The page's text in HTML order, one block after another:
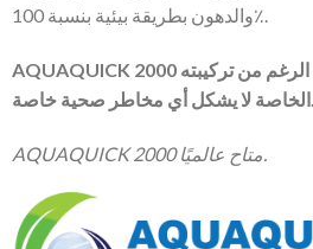
والدهون بطريقة بيئية بنسبة 100٪.
AQUAQUICK 2000 عديم اللون والرائحة وعلى الرغم من تركيبته
الخاصة لا يشكل أي مخاطر صحية خاصة.